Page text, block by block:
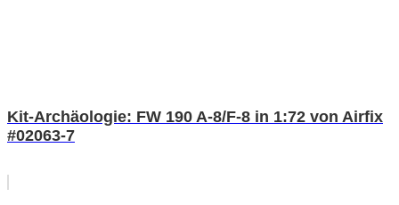
Kit-Archäologie: FW 190 A-8/F-8 in 1:72 von Airfix
#02063-7